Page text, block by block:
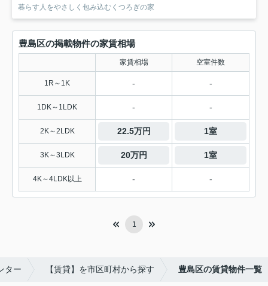
暮らす人をやさしく包み込むくつろぎの家
豊島区の掲載物件の家賃相場
家賃相場 空室件数
1R～1K - -
1DK～1LDK - -
2K～2LDK 22.5万円 1室
3K～3LDK 20万円 1室
4K～4LDK以上 - -
1
ター 【賃貸】を市区町村から探す 豊島区の賃貸物件一覧